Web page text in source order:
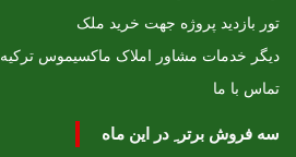
تور بازدید پروژه جهت خرید ملک
دیگر خدمات مشاور املاک ماکسیموس ترکیه
تماس با ما
سه فروش برتر ِ در این ماه